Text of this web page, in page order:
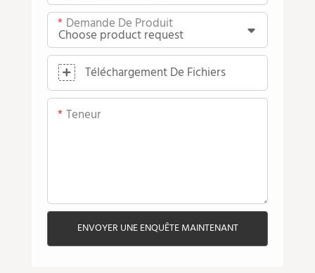
Demande De Produit
Téléchargement De Fichiers
Teneur
ENVOYER UNE ENQUÊTE MAINTENANT